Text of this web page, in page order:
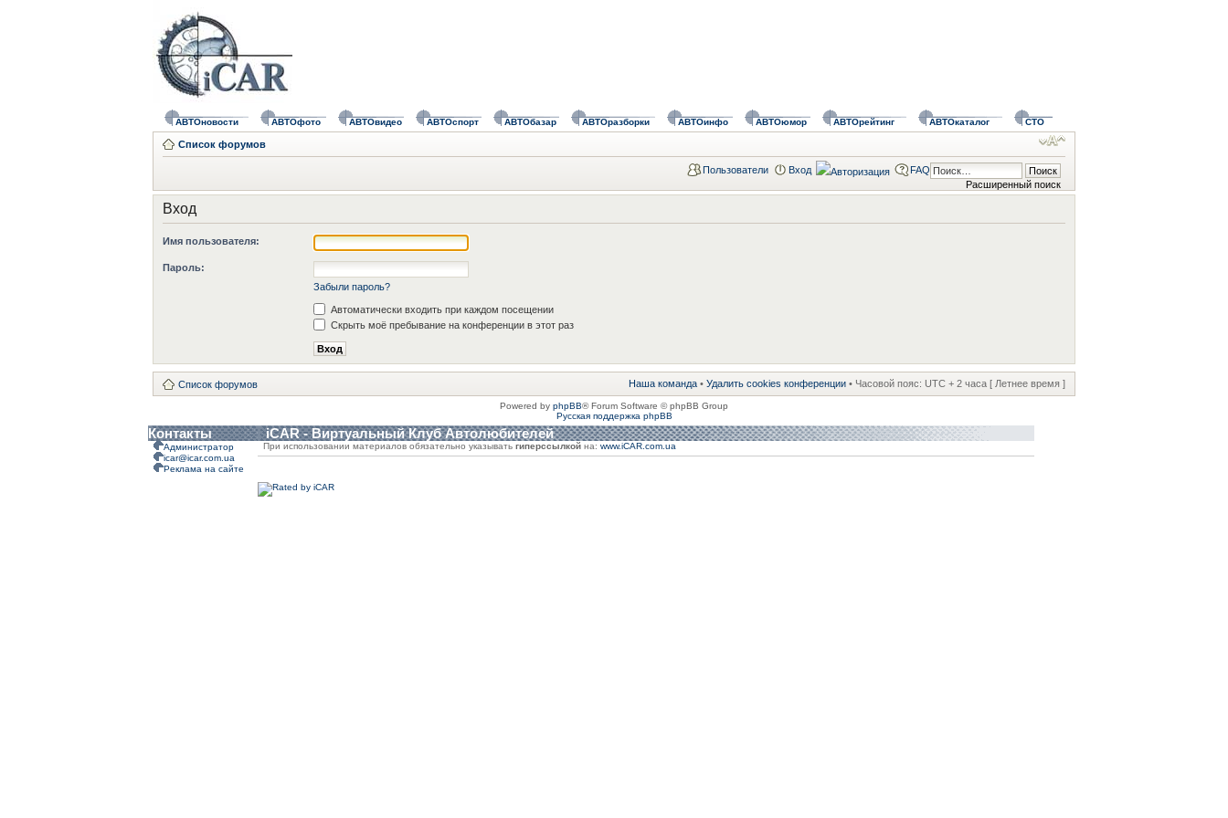
АВТОновости АВТОфото АВТОвидео АВТОспорт АВТОбазар АВТОразборки АВТОинфо АВТОюмор АВТОрейтинг АВТОкаталог СТО
Список форумов
Расширенный поиск
Пользователи Вход FAQ
Вход
Имя пользователя:
Пароль:
Забыли пароль?
Автоматически входить при каждом посещении
Скрыть моё пребывание на конференции в этот раз
Список форумов Наша команда • Удалить cookies конференции • Часовой пояс: UTC + 2 часа [ Летнее время ]
Powered by phpBB® Forum Software © phpBB Group
Русская поддержка phpBB
Контакты iCAR - Виртуальный Клуб Автолюбителей
Администратор
icar@icar.com.ua
Реклама на сайте
При использовании материалов обязательно указывать гиперссылкой на: www.iCAR.com.ua